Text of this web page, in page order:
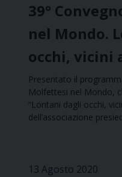
39°
nel Mondo.
occhi, vicini
Presentato il
Molfettesi nel Mondo,
“Lontani dagli occhi,
dell’associazione
13 Agosto 2020